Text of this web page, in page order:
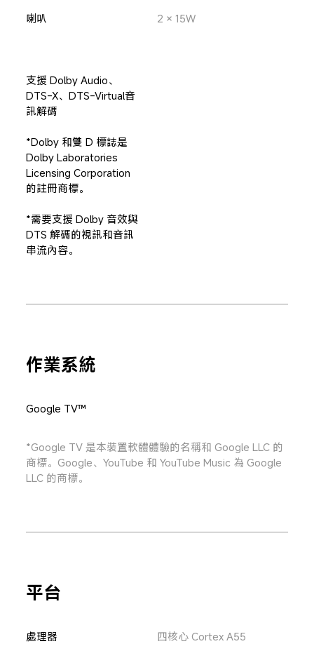
喇叭
支援 Dolby Audio、
DTS-X、DTS-Virtual音
訊解碼
*Dolby 和雙 D 標誌是
Dolby Laboratories
Licensing Corporation
的註冊商標。
*需要支援 Dolby 音效與
DTS 解碼的視訊和音訊
串流內容。
2 × 15W
作業系統
Google TV™
*Google TV 是本裝置軟體體驗的名稱和 Google LLC 的
商標。Google、YouTube 和 YouTube Music 為 Google
LLC 的商標。
平台
處理器 四核心 Cortex A55